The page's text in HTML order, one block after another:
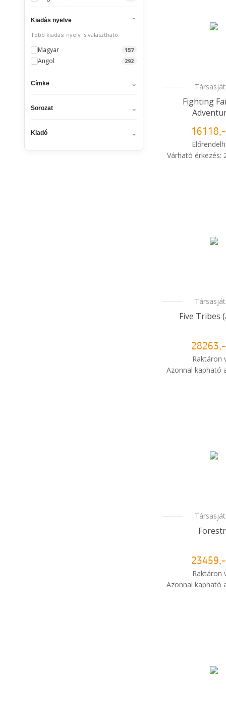
Kiadás nyelve
Több kiadási nyelv is választható.
Magyar 157
Angol 292
Címke
Sorozat
Kiadó
Fighting
Várható érkezés:
Five Tribes
Raktáron
Azonnal kapható
Raktáron
Azonnal kapható